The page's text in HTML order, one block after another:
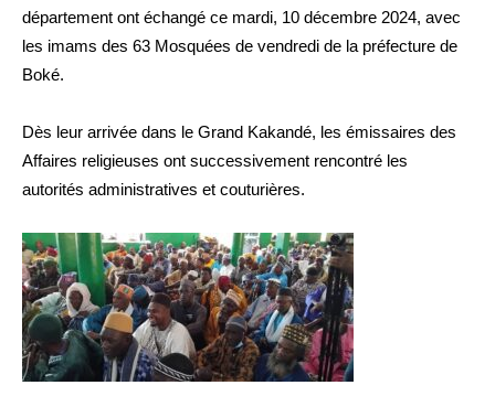
département ont échangé ce mardi, 10 décembre 2024, avec
les imams des 63 Mosquées de vendredi de la préfecture de
Boké.
Dès leur arrivée dans le Grand Kakandé, les émissaires des
Affaires religieuses ont successivement rencontré les
autorités administratives et couturières.